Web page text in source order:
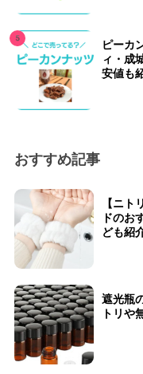
ピーカ
ィ・成
安値も
おすすめ記事
【ニト
ドの
ども紹
遮光瓶
トリや